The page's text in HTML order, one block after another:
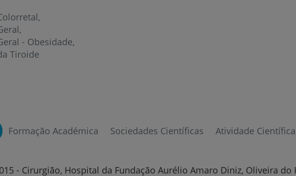
- Obesidade
Tiroide
Formação Académica Sociedades Científicas Atividade Científica
- Cirurgião, Hospital da Fundação Aurélio Amaro Diniz, Oliveira do